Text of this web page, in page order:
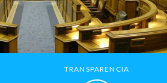
TRANSPARENCIA